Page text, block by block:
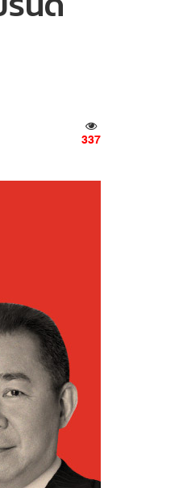
337